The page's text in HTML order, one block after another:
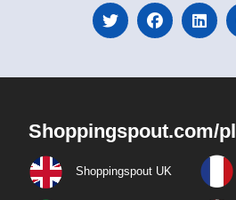
Shoppingspout.com/pl
Shoppingspout UK